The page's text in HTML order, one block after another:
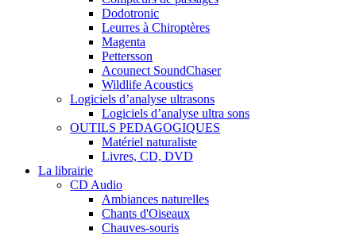
Dodotronic
Leurres à Chiroptères
Magenta
Pettersson
Acounect SoundChaser
Wildlife Acoustics
Logiciels d’analyse ultrasons
Logiciels d’analyse ultra sons
OUTILS PEDAGOGIQUES
Matériel naturaliste
Livres, CD, DVD
La librairie
CD Audio
Ambiances naturelles
Chants d'Oiseaux
Chauves-souris